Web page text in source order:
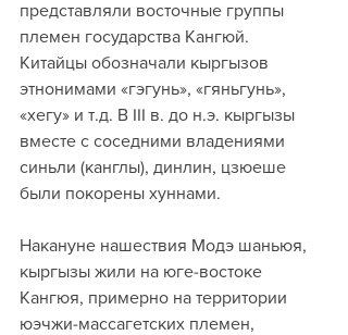
представляли восточные группы
племен государства Кангюй.
Китайцы обозначали кыргызов
этнонимами «гэгунь», «гяньгунь»,
«хегу» и т.д. В III в. до н.э. кыргызы
вместе с соседними владениями
синьли (канглы), динлин, цзюеше
были покорены хуннами.
Накануне нашествия Модэ шаньюя,
кыргызы жили на юге-востоке
Кангюя, примерно на территории
юэчжи-массагетских племен,